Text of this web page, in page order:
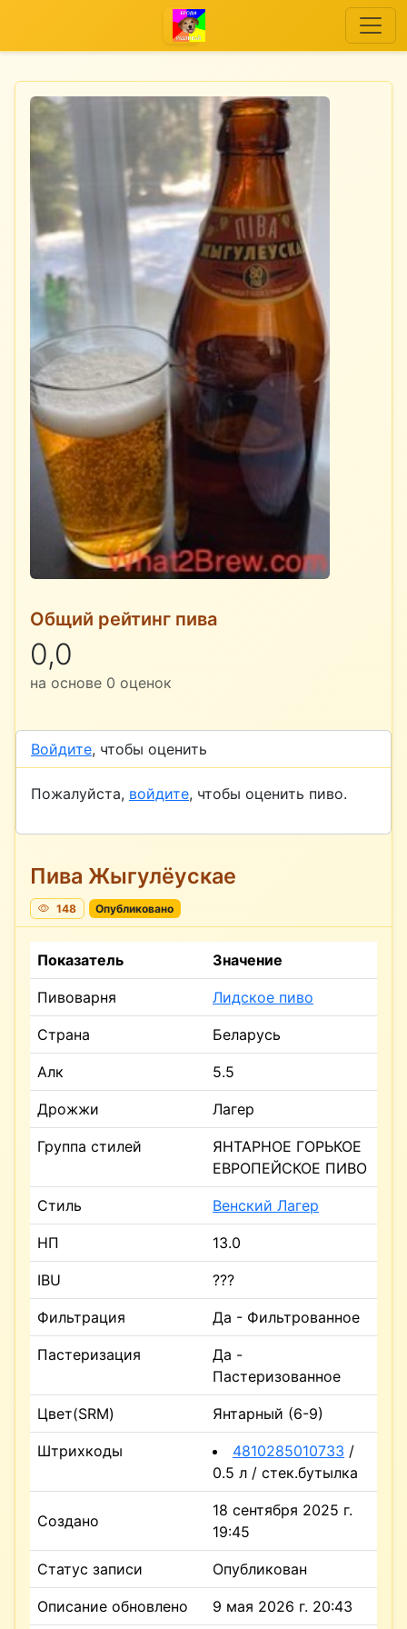
Общий рейтинг пива
0,0
на основе 0 оценок
Войдите, чтобы оценить
Пожалуйста, войдите, чтобы оценить пиво.
Пива Жыгулёускае
148 Опубликовано
Показатель Значение
Пивоварня Лидское пиво
Страна Беларусь
Алк 5.5
Дрожжи Лагер
Группа стилей
ЯНТАРНОЕ ГОРЬКОЕ
ЕВРОПЕЙСКОЕ ПИВО
Стиль Венский Лагер
НП 13.0
IBU ???
Фильтрация Да - Фильтрованное
Пастеризация
Да -
Пастеризованное
Цвет(SRM) Янтарный (6-9)
Штрихкоды 4810285010733 /
0.5 л / стек.бутылка
Создано
18 сентября 2025 г.
19:45
Статус записи Опубликован
Описание обновлено 9 мая 2026 г. 20:43